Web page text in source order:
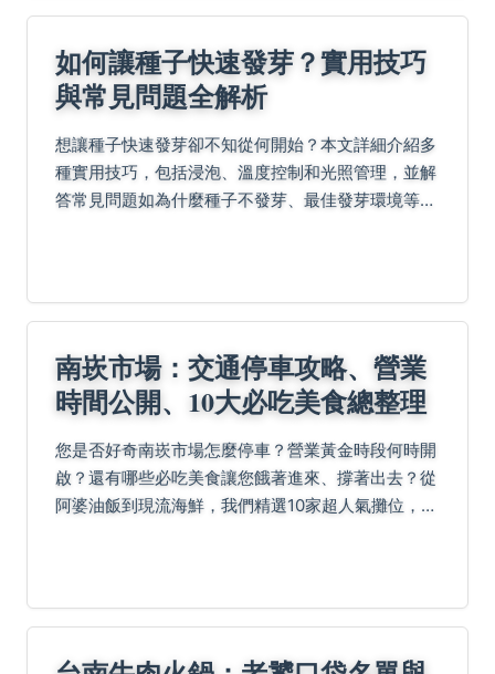
如何讓種子快速發芽？實用技巧
與常見問題全解析
想讓種子快速發芽卻不知從何開始？本文詳細介紹多
種實用技巧，包括浸泡、溫度控制和光照管理，並解
答常見問題如為什麼種子不發芽、最佳發芽環境等。
南崁市場：交通停車攻略、營業
時間公開、10大必吃美食總整理
您是否好奇南崁市場怎麼停車？營業黃金時段何時開
啟？還有哪些必吃美食讓您餓著進來、撐著出去？從
阿婆油飯到現流海鮮，我們精選10家超人氣攤位，加